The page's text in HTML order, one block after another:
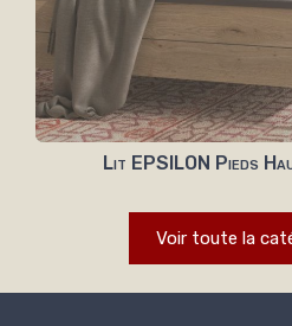
Lit EPSILON Pieds
Voir toute la